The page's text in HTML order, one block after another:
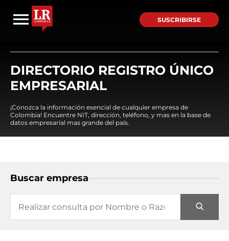
SUSCRIBIRSE
DIRECTORIO REGISTRO ÚNICO
EMPRESARIAL
¡Conozca la información esencial de cualquier empresa de
Colombia! Encuentre NIT, dirección, teléfono, y mas en la base de
datos empresarial mas grande del país.
Buscar empresa